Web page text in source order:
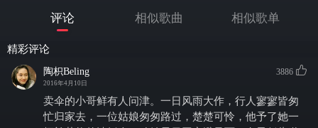
评论 相似歌曲 相似歌单
精彩评论
陶枳Beling
2016年4月10日
3886
卖伞的小哥鲜有人问津。一日风雨大作，行人寥寥皆匆
忙归家去，一位姑娘匆匆路过，楚楚可怜，他予了她一